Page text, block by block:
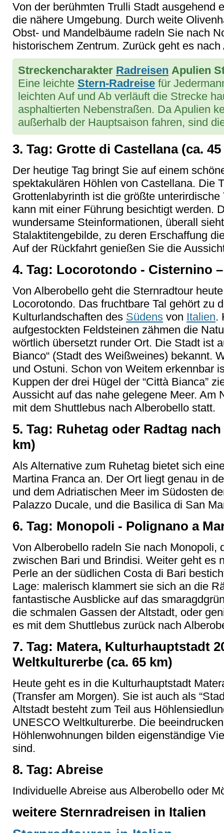
Von der berühmten Trulli Stadt ausgehend
die nähere Umgebung. Durch weite
Obst- und Mandelbäume radeln Sie nach
historischem Zentrum. Zurück geht es
Streckencharakter Radreisen Apulien
Eine leichte Stern-Radreise für
leichten Auf und Ab verläuft die Strecke
asphaltierten Nebenstraßen. Da Apulien
außerhalb der Hauptsaison fahren, sind
3. Tag: Grotte di Castellana (ca.
Der heutige Tag bringt Sie auf einem
spektakulären Höhlen von Castellana. Die
Grottenlabyrinth ist die größte
kann mit einer Führung besichtigt werden.
wundersame Steinformationen, überall
Stalaktitengebilde, zu deren Erschaffung
Auf der Rückfahrt genießen Sie die
4. Tag: Locorotondo - Cisternino
Von Alberobello geht die Sternradtour
Locorotondo. Das fruchtbare Tal gehört zu
Kulturlandschaften des Südens von Italien.
aufgestockten Feldsteinen zähmen die
wörtlich übersetzt runder Ort. Die Stadt ist
Bianco“ (Stadt des Weißweines) bekannt.
und Ostuni. Schon von Weitem erkennbar
Kuppen der drei Hügel der “Città Bianca”
Aussicht auf das nahe gelegene Meer. Am
mit dem Shuttlebus nach Alberobello statt.
5. Tag: Ruhetag oder Radtag
km)
Als Alternative zum Ruhetag bietet sich
Martina Franca an. Der Ort liegt genau in
und dem Adriatischen Meer im Südosten
Palazzo Ducale, und die Basilica di San
6. Tag: Monopoli - Polignano a
Von Alberobello radeln Sie nach Monopoli,
zwischen Bari und Brindisi. Weiter geht es
Perle an der südlichen Costa di Bari
Lage: malerisch klammert sie sich an die
fantastische Ausblicke auf das
die schmalen Gassen der Altstadt, oder
es mit dem Shuttlebus zurück nach
7. Tag: Matera, Kulturhauptstadt
Weltkulturerbe (ca. 65 km)
Heute geht es in die Kulturhauptstadt
(Transfer am Morgen). Sie ist auch als
Altstadt besteht zum Teil aus
UNESCO Weltkulturerbe. Die
Höhlenwohnungen bilden eigenständige
sind.
8. Tag: Abreise
Individuelle Abreise aus Alberobello oder
weitere Sternradreisen in Italien